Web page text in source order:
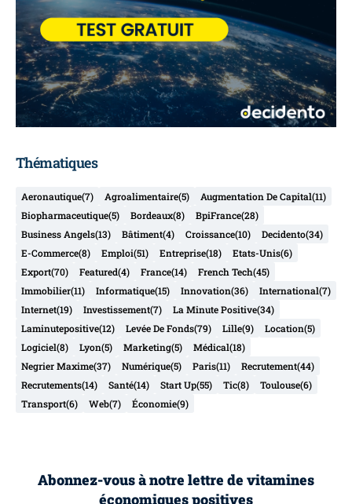
Thématiques
Aeronautique(7) Agroalimentaire(5) Augmentation De Capital(11)
Biopharmaceutique(5) Bordeaux(8) BpiFrance(28)
Business Angels(13) Bâtiment(4) Croissance(10) Decidento(34)
E-Commerce(8) Emploi(51) Entreprise(18) Etats-Unis(6)
Export(70) Featured(4) France(14) French Tech(45)
Immobilier(11) Informatique(15) Innovation(36) International(7)
Internet(19) Investissement(7) La Minute Positive(34)
Laminutepositive(12) Levée De Fonds(79) Lille(9) Location(5)
Logiciel(8) Lyon(5) Marketing(5) Médical(18)
Negrier Maxime(37) Numérique(5) Paris(11) Recrutement(44)
Recrutements(14) Santé(14) Start Up(55) Tic(8) Toulouse(6)
Transport(6) Web(7) Économie(9)
Abonnez-vous à notre lettre de vitamines
économiques positives